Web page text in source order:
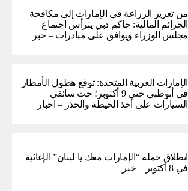
من تعزيز الزراعة في الإمارات إلى مكافحة
الجرائم المالية: حاكم دبي يترأس اجتماع
مجلس الوزراء ويوافق على مبادرات – خبر
الإمارات العربية المتحدة: توقع هطول الأمطار
في أبوظبي حتى 9 أكتوبر؛ حث سائقي
السيارات على أخذ الحيطة والحذر – اخبار
انطلاق حملة “الإمارات معك يا لبنان” الإغاثية
في 8 أكتوبر – خبر